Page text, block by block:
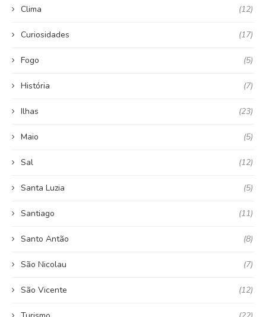
Clima (12)
Curiosidades (17)
Fogo (5)
História (7)
Ilhas (23)
Maio (5)
Sal (12)
Santa Luzia (5)
Santiago (11)
Santo Antão (8)
São Nicolau (7)
São Vicente (12)